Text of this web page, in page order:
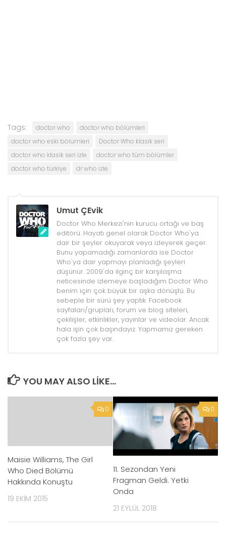
Tags: doctor who
doctor who bölümleri
doctor who eski bölümleri
Doctor Who klasik seri
doctor who klasik seri izle
doctor who tüm bölümler
doctor who türkiye
dr who izle
Umut ÇEvik
Doctor Who Merkezi'nin kurucu ortağı ve baş
editörü. Hayatı genel olarak Doctor Who'ya
dair bir şeyler okuyarak veya izleyerek geçer.
Bunu yapamadığı zamanlarda ise Doctor
Who'ya dair yapmayı planladığı şeyleri
düşünür. 2009'da ilginç bir karşılaşma
neticesinde izlemeye başladığım Doctor Who
benim için çok büyük bir aşka dönüştü. Bu
sebeple bir sürü şey yaptık. Facebook
sayfaları/grupları, forum ve blog siteleri,
çekilişler, etkinlikler, yayınlar ve videolar. Ancak
hala işin çok başındayız. Yapmamız gereken
çok fazla şey var.
YOU MAY ALSO LIKE...
0
Maisie Williams, The Girl
Who Died Bölümü
Hakkında Konuştu
19 EKIM 2015
0
11. Sezondan Yeni
Fragman Geldi. Yetki
Onda
21 EYLÜL 2018